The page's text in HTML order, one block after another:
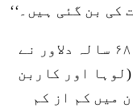
کی بن گئی ہیں۔‘‘
اُن پانچ سے زیادہ دہائیوں میں، ۶۸ سالہ دلاور نے
اور کاربن
میں کم از کم